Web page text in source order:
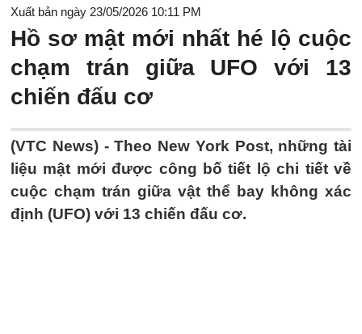
Xuất bản ngày 23/05/2026 10:11 PM
Hồ sơ mật mới nhất hé lộ cuộc
chạm trán giữa UFO với 13
chiến đấu cơ
(VTC News) -Theo New York Post, những tài
liệu mật mới được công bố tiết lộ chi tiết về
cuộc chạm trán giữa vật thể bay không xác
định (UFO) với 13 chiến đấu cơ.